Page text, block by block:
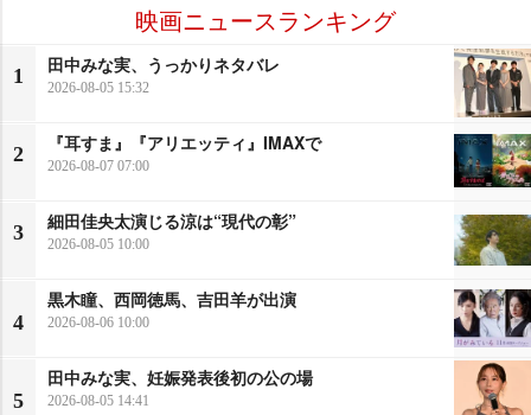
映画ニュースランキング
1
田中みな実、うっかりネタバレ
2026-08-05 15:32
2
『耳すま』『アリエッティ』IMAXで
2026-08-07 07:00
3
細田佳央太演じる涼は“現代の彰”
2026-08-05 10:00
4
黒木瞳、西岡徳馬、吉田羊が出演
2026-08-06 10:00
5
田中みな実、妊娠発表後初の公の場
2026-08-05 14:41